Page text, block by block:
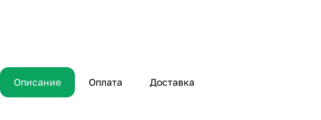
Описание Оплата Доставка